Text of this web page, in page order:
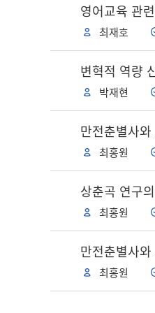
영어교육 관
최재호
변혁적 역량
박재현
만전춘별사
최홍원
상춘곡 연구
최홍원
만전춘별사
최홍원